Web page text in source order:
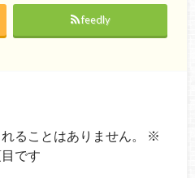
feedly
ることはありません。
※
です